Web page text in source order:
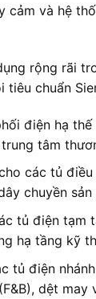
cảm và hệ
rộng rãi
chuẩn
điện hạ
tâm
các tủ
chuyền
tủ điện tạm
hạ tầng kỹ
tủ điện
dệt may